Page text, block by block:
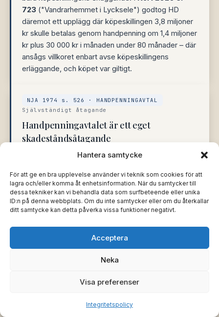
Hantera samtycke
För att ge en bra upplevelse använder vi teknik som cookies för att
lagra och/eller komma åt enhetsinformation. När du samtycker till
dessa tekniker kan vi behandla data som surfbeteende eller unika
ID:n på denna webbplats. Om du inte samtycker eller om du återkallar
ditt samtycke kan detta påverka vissa funktioner negativt.
Acceptera
Neka
Visa preferenser
Integritetspolicy
723 ("Vandrarhemmet i Lycksele") godtog HD
däremot ett upplägg där köpeskillingen 3,8 miljoner
kr skulle betalas genom handpenning om 1,4 miljoner
kr plus 30 000 kr i månaden under 80 månader – där
ansågs villkoret enbart avse köpeskillingens
erläggande, och köpet var giltigt.
NJA 1974 s. 526 · HANDPENNINGAVTAL
Självständigt åtagande
Handpenningavtalet är ett eget
skadeståndsåtagande
Ett handpenningavtal är ett särskilt avtal vid sidan av
fastighetsköp, utan ett självständigt
skadeståndsåtagande. Typiskt åtar sig säljaren att
inte sälja till någon annan under en viss tid medan
köparen bestämmer sig. HD slog fast att
handpenningavtalet innebar en rätt för säljaren att ur
handpenningen tillgodoräkna sig ersättning för
särskild kostnad eller förlust som föranletts av
avtalet – men att säljaren måste
mäklararvode, annonsering eller att ett annat bud